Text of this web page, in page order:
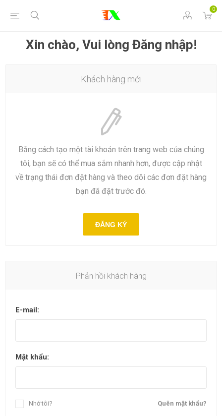
0
Xin chào, Vui lòng Đăng nhập!
Khách hàng mới
Bằng cách tạo một tài khoản trên trang web của chúng
tôi, bạn sẽ có thể mua sắm nhanh hơn, được cập nhật
về trạng thái đơn đặt hàng và theo dõi các đơn đặt hàng
bạn đã đặt trước đó.
ĐĂNG KÝ
Phản hồi khách hàng
E-mail:
Mật khẩu:
Quên mật khẩu?
Nhớ tôi?